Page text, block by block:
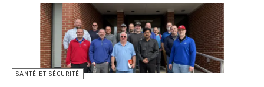
SANTÉ ET SÉCURITÉ